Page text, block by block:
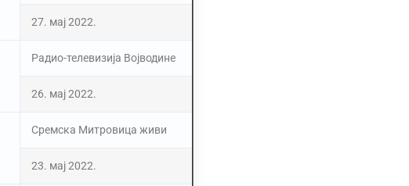
27. мај 2022.
Радио-телевизија Војводине
26. мај 2022.
Сремска Митровица живи
23. мај 2022.